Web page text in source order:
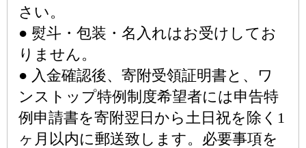
さい。
● 熨斗・包装・名入れはお受けしてお
りません。
● 入金確認後、寄附受領証明書と、ワ
ンストップ特例制度希望者には申告特
例申請書を寄附翌日から土日祝を除く1
ヶ月以内に郵送致します。必要事項を